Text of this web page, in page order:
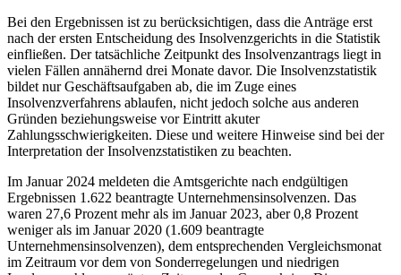
Bei den Ergebnissen ist zu berücksichtigen, dass die Anträge erst
nach der ersten Entscheidung des Insolvenzgerichts in die Statistik
einfließen. Der tatsächliche Zeitpunkt des Insolvenzantrags liegt in
vielen Fällen annähernd drei Monate davor. Die Insolvenzstatistik
bildet nur Geschäftsaufgaben ab, die im Zuge eines
Insolvenzverfahrens ablaufen, nicht jedoch solche aus anderen
Gründen beziehungsweise vor Eintritt akuter
Zahlungsschwierigkeiten. Diese und weitere Hinweise sind bei der
Interpretation der Insolvenzstatistiken zu beachten.
Im Januar 2024 meldeten die Amtsgerichte nach endgültigen
Ergebnissen 1.622 beantragte Unternehmensinsolvenzen. Das
waren 27,6 Prozent mehr als im Januar 2023, aber 0,8 Prozent
weniger als im Januar 2020 (1.609 beantragte
Unternehmensinsolvenzen), dem entsprechenden Vergleichsmonat
im Zeitraum vor dem von Sonderregelungen und niedrigen